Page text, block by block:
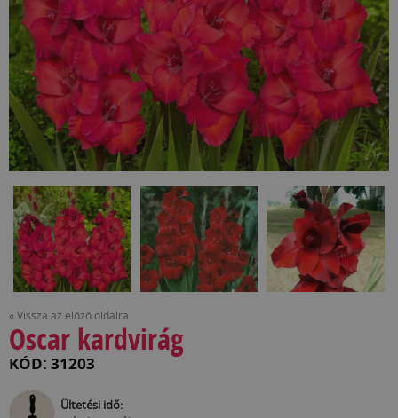
« Vissza az előző oldalra
Oscar kardvirág
KÓD: 31203
Ültetési idő: